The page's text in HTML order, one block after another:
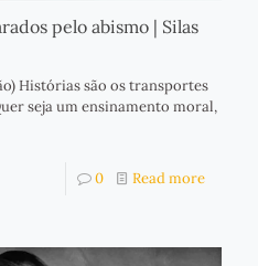
pelo abismo | Silas
Histórias são os transportes
seja um ensinamento moral,
0 Read more